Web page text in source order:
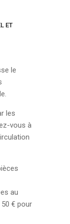
ET
le
les
vous à
au
€ pour